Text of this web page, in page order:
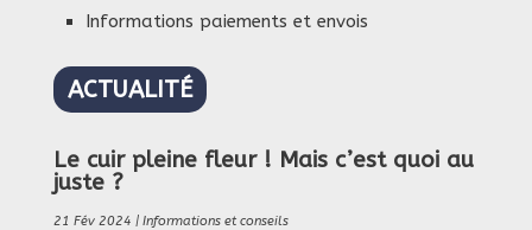
Informations paiements et envois
ACTUALITÉ
Le cuir pleine fleur ! Mais c’est quoi au
juste ?
21 Fév 2024 | Informations et conseils